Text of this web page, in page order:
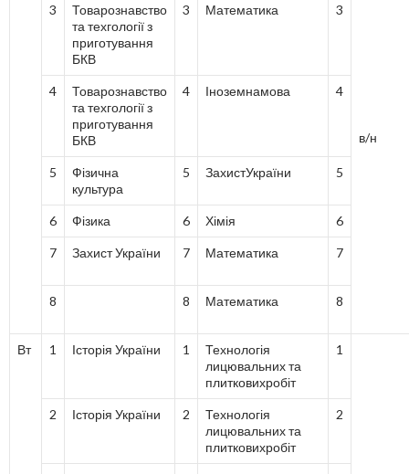
в/н
3
Товарознавство
та техгології з
приготування
БКВ
3 Математика 3
4
Товарознавство
та техгології з
приготування
БКВ
4 Іноземнамова 4
5
Фізична
культура
5 ЗахистУкраїни 5
6 Фізика 6 Хімія 6
7 Захист України 7 Математика 7
8 8 Математика 8
Вт 1 Історія України 1
Технологія
лицювальних та
плитковихробіт
1
2 Історія України 2
Технологія
лицювальних та
плитковихробіт
2